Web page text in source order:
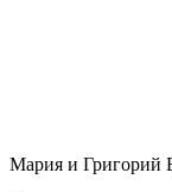
Мария и Григорий